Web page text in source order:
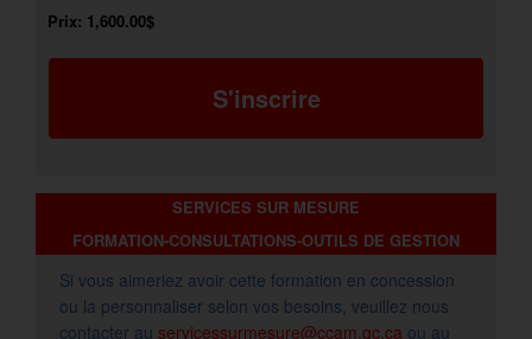
Prix: 1,600.00$
S'inscrire
SERVICES SUR MESURE
FORMATION-CONSULTATIONS-OUTILS DE GESTION
Si vous aimeriez avoir cette formation en concession
ou la personnaliser selon vos besoins, veuillez nous
contacter au servicessurmesure@ccam.qc.ca ou au